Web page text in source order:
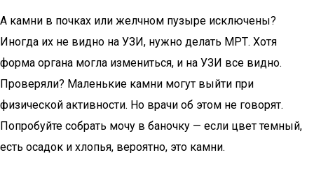
А камни в почках или желчном пузыре исключены?
Иногда их не видно на УЗИ, нужно делать МРТ. Хотя
форма органа могла измениться, и на УЗИ все видно.
Проверяли? Маленькие камни могут выйти при
физической активности. Но врачи об этом не говорят.
Попробуйте собрать мочу в баночку — если цвет темный,
есть осадок и хлопья, вероятно, это камни.